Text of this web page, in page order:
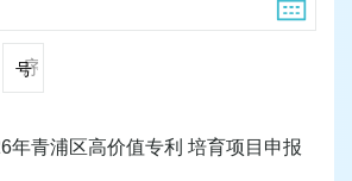
号
年青浦区高价值专利 培育项目申报